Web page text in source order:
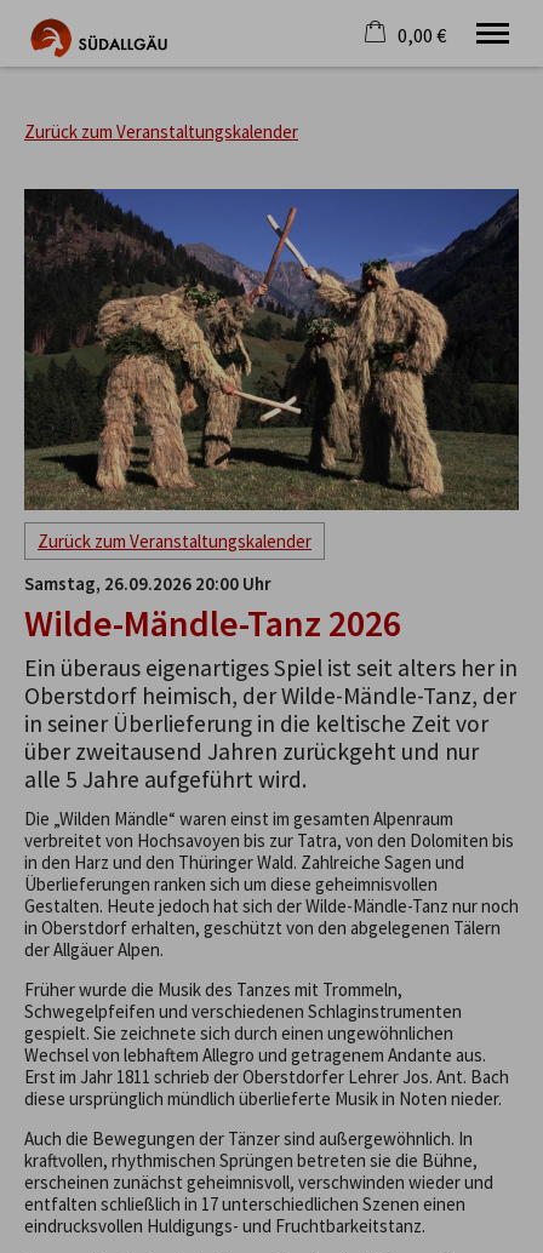
Destination
Gastgeber
Gastronomie
Wandern
Mountainbike
Tipps
Jobs
0,00 €
Zurück zum Veranstaltungskalender
Zurück zum Veranstaltungskalender
Samstag, 26.09.2026 20:00 Uhr
Wilde-Mändle-Tanz 2026
Ein überaus eigenartiges Spiel ist seit alters her in
Oberstdorf heimisch, der Wilde-Mändle-Tanz, der
in seiner Überlieferung in die keltische Zeit vor
über zweitausend Jahren zurückgeht und nur
alle 5 Jahre aufgeführt wird.
Die „Wilden Mändle“ waren einst im gesamten Alpenraum
verbreitet von Hochsavoyen bis zur Tatra, von den Dolomiten bis
in den Harz und den Thüringer Wald. Zahlreiche Sagen und
Überlieferungen ranken sich um diese geheimnisvollen
Gestalten. Heute jedoch hat sich der Wilde-Mändle-Tanz nur noch
in Oberstdorf erhalten, geschützt von den abgelegenen Tälern
der Allgäuer Alpen.
Früher wurde die Musik des Tanzes mit Trommeln,
Schwegelpfeifen und verschiedenen Schlaginstrumenten
gespielt. Sie zeichnete sich durch einen ungewöhnlichen
Wechsel von lebhaftem Allegro und getragenem Andante aus.
Erst im Jahr 1811 schrieb der Oberstdorfer Lehrer Jos. Ant. Bach
diese ursprünglich mündlich überlieferte Musik in Noten nieder.
Auch die Bewegungen der Tänzer sind außergewöhnlich. In
kraftvollen, rhythmischen Sprüngen betreten sie die Bühne,
erscheinen zunächst geheimnisvoll, verschwinden wieder und
entfalten schließlich in 17 unterschiedlichen Szenen einen
eindrucksvollen Huldigungs- und Fruchtbarkeitstanz.